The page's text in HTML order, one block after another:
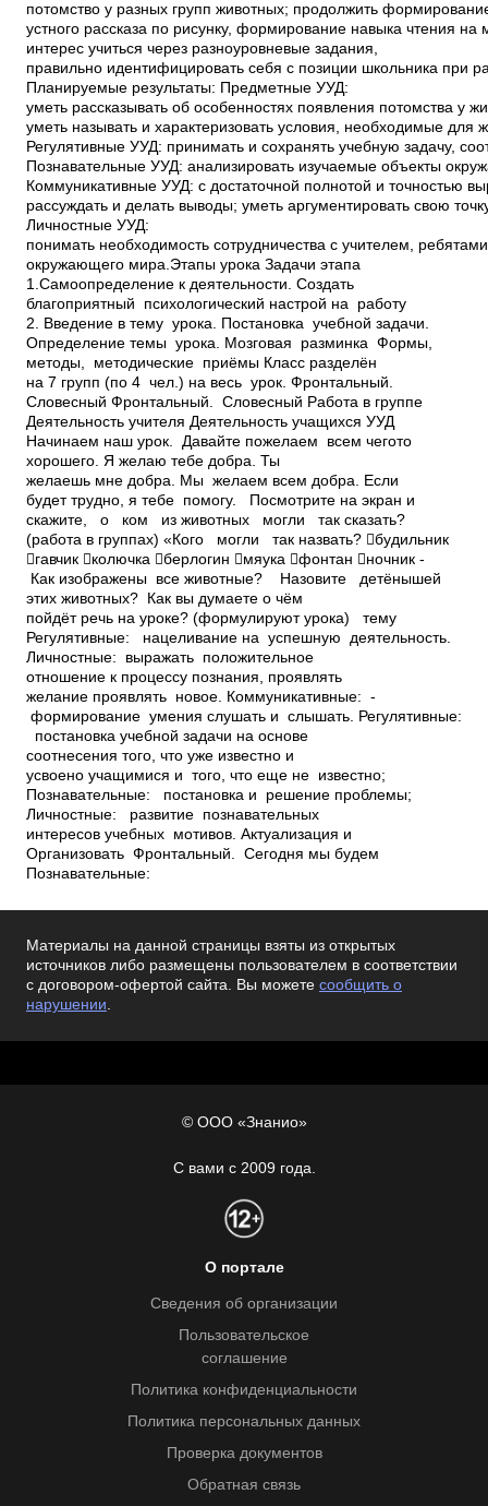
потомство у разных групп животных; продолжить
устного рассказа по рисунку, формирование навыка чтения на
интерес учиться через разноуровневые задания,
правильно идентифицировать себя с позиции школьника при
Планируемые результаты: Предметные УУД:
уметь рассказывать об особенностях появления потомства у
уметь называть и характеризовать условия, необходимые для
Регулятивные УУД: принимать и сохранять учебную задачу,
Познавательные УУД: анализировать изучаемые объекты
Коммуникативные УУД: с достаточной полнотой и точностью
рассуждать и делать выводы; уметь аргументировать свою
Личностные УУД:
понимать необходимость сотрудничества с учителем,
окружающего мира.Этапы урока Задачи этапа
1.Самоопределение к деятельности. Создать
благоприятный психологический настрой на работу
2. Введение в тему урока. Постановка учебной задачи.
Определение темы урока. Мозговая разминка Формы,
методы, методические приёмы Класс разделён
на 7 групп (по 4 чел.) на весь урок. Фронтальный.
Словесный Фронтальный. Словесный Работа в группе
Деятельность учителя Деятельность учащихся УУД
Начинаем наш урок. Давайте пожелаем всем чего­то
хорошего. Я желаю тебе добра. Ты
желаешь мне добра. Мы желаем всем добра. Если
будет трудно, я тебе помогу. ­ Посмотрите на экран и
скажите, о ком из животных могли так сказать?
(работа в группах) «Кого могли так назвать? будильник
гавчик колючка берлогин мяука фонтан ночник ­
Как изображены все животные? ­ Назовите детёнышей
этих животных? ­ Как вы думаете о чём
пойдёт речь на уроке? (формулируют урока) тему
Регулятивные: ­ нацеливание на успешную деятельность.
Личностные: ­выражать положительное
отношение к процессу познания, проявлять
желание проявлять новое. Коммуникативные: ­
формирование умения слушать и слышать. Регулятивные:
­ постановка учебной задачи на основе
соотнесения того, что уже известно и
усвоено учащимися и того, что еще не известно;
Познавательные: ­ постановка и решение проблемы;
Личностные: ­ развитие познавательных
интересов учебных мотивов. Актуализация и
Организовать Фронтальный. Сегодня мы будем
Познавательные:
Материалы на данной страницы взяты из открытых
источников либо размещены пользователем в соответствии
с договором-офертой сайта. Вы можете сообщить о
нарушении.
© ООО «Знанио»
С вами с 2009 года.
О портале
Сведения об организации
Пользовательское
соглашение
Политика конфиденциальности
Политика персональных данных
Проверка документов
Обратная связь